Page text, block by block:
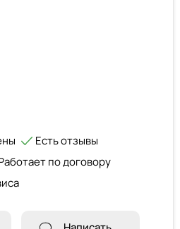
Есть отзывы
по договору